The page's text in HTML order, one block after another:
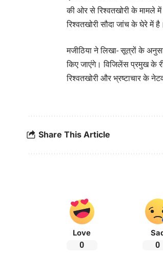
की ओर से रिश्वतखोरी के मामले
रिश्वतखोरी सौदा जांच के घेरे में
मजीठिया ने लिखा- सूत्रों के
किए जाएंगे। विजिलेंस प्रमुख के
रिश्वतखोरी और भ्रष्टाचार के
Share This Article
Love
0 0